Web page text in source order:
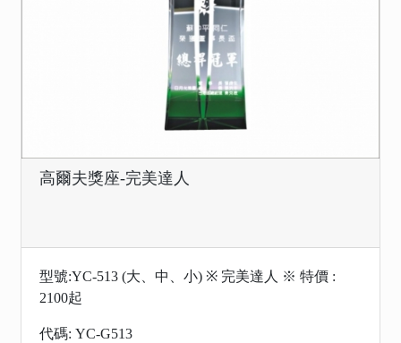
高爾夫獎座-完美達人
型號:YC-513 (大、中、小) ※ 完美達人 ※ 特價 :
2100起
代碼: YC-G513